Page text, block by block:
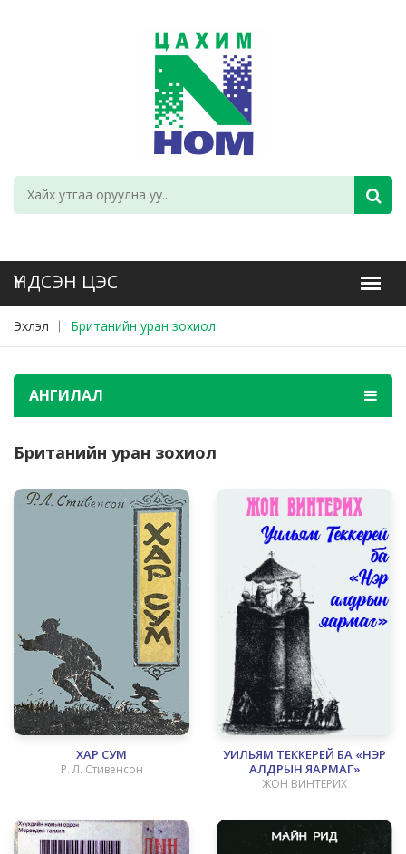
Эхлэл Британийн уран зохиол
АНГИЛАЛ
Британийн уран зохиол
ХАР СУМ
Р. Л. Стивенсон
УИЛЬЯМ ТЕККЕРЕЙ БА «НЭР
АЛДРЫН ЯАРМАГ»
ЖОН ВИНТЕРИХ